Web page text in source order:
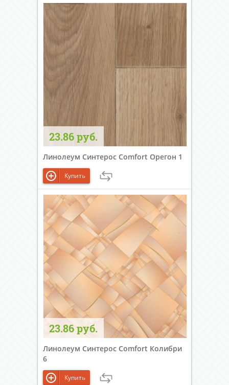
23.86 руб.
Линолеум Синтерос Comfort Орегон 1
Купить
23.86 руб.
Линолеум Синтерос Comfort Колибри
6
Купить